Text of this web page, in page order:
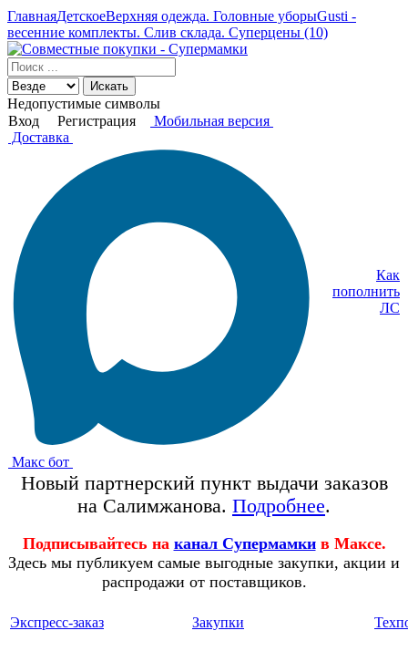
ГлавнаяДетскоеВерхняя одежда. Головные уборыGusti -
весенние комплекты. Слив склада. Суперцены (10)
Искать
Недопустимые символы
Вход
Регистрация
Мобильная версия
Доставка
Макс бот
Как
пополнить
ЛС
Новый партнерский пункт выдачи заказов
на Салимжанова. Подробнее.
Подписывайтесь на канал Супермамки в Максе.
Здесь мы публикуем самые выгодные закупки, акции и
распродажи от поставщиков.
Экспресс-заказ Закупки